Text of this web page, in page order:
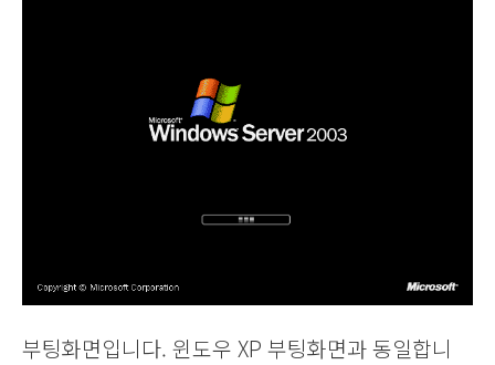
부팅화면입니다. 윈도우 XP 부팅화면과 동일합니